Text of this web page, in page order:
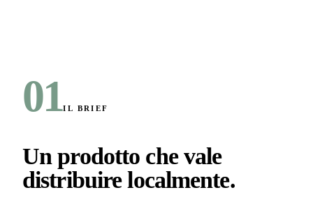
01IL BRIEF
Un prodotto che vale
distribuire localmente.